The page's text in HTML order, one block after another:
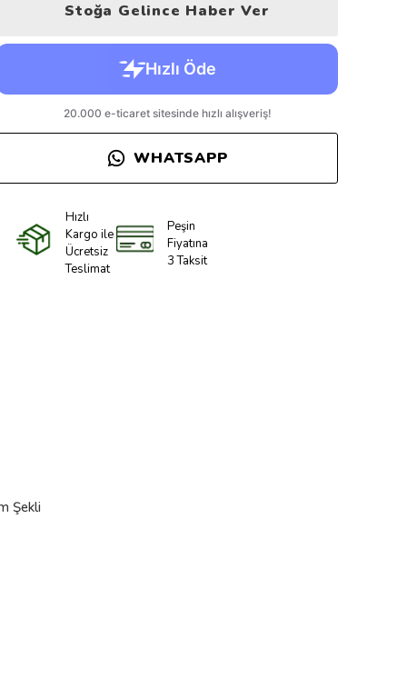
Stoğa Gelince Haber Ver
WHATSAPP
Hızlı
Kargo ile
Ücretsiz
Teslimat
Peşin
Fiyatına
3 Taksit
Şekli